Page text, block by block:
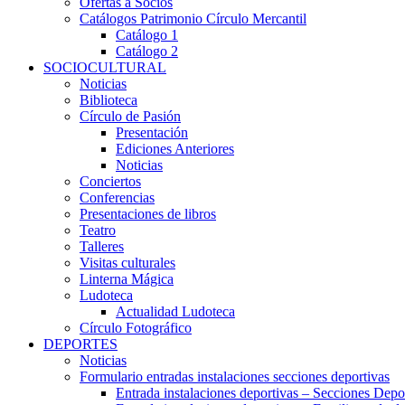
Catálogos Patrimonio Círculo Mercantil
Catálogo 1
Catálogo 2
SOCIOCULTURAL
Noticias
Biblioteca
Círculo de Pasión
Presentación
Ediciones Anteriores
Noticias
Conciertos
Conferencias
Presentaciones de libros
Teatro
Talleres
Visitas culturales
Linterna Mágica
Ludoteca
Actualidad Ludoteca
Círculo Fotográfico
DEPORTES
Noticias
Formulario entradas instalaciones secciones deportivas
Entrada instalaciones deportivas – Secciones